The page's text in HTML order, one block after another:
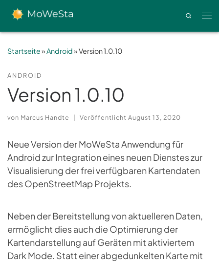
Zum Inhalt springen
Search
Startseite» Android»Version 1.0.10
ANDROID
Version 1.0.10
von Marcus Handte | Veröffentlicht August 13, 2020
Neue Version der MoWeSta Anwendung für
Android zur Integration eines neuen Dienstes zur
Visualisierung der frei verfügbaren Kartendaten
des OpenStreetMap Projekts.
Neben der Bereitstellung von aktuelleren Daten,
ermöglicht dies auch die Optimierung der
Kartendarstellung auf Geräten mit aktiviertem
Dark Mode. Statt einer abgedunkelten Karte mit